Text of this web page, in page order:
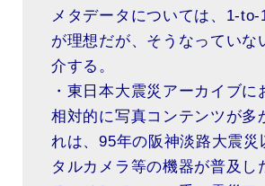
メタデータについては、1-
が理想だが、そうなっていな
介する。
・東日本大震災アーカイブに
相対的に写真コンテンツが多
れは、95年の阪神淡路大震災
タルカメラ等の機器が普及し